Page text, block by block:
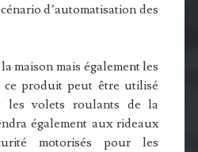
d’automatisation des
maison mais également les
ce produit peut être utilisé
les volets roulants de la
également aux rideaux
motorisés pour les